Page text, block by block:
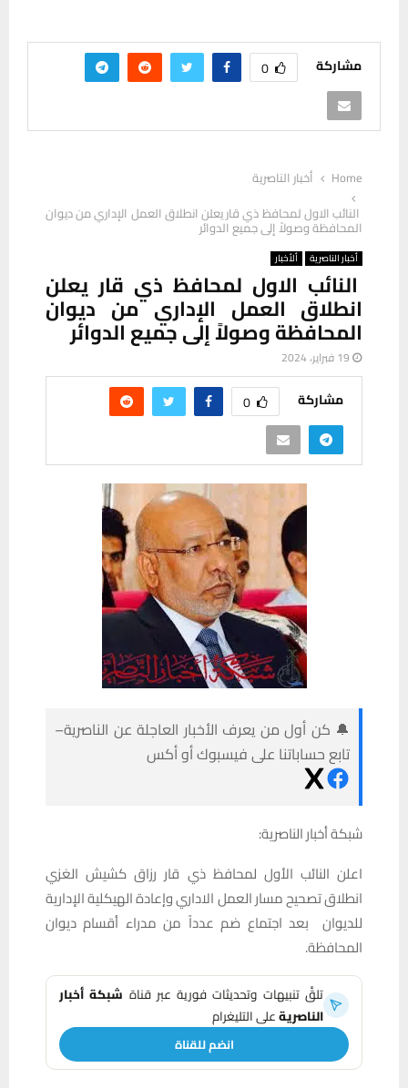
مشاركة 0
Home
أخبار الناصرية
النائب الاول لمحافظ ذي قار يعلن انطلاق العمل الإداري من ديوان
المحافظة وصولاً إلى جميع الدوائر
أخبار الناصرية ألأخبار
النائب الاول لمحافظ ذي قار يعلن
انطلاق العمل الإداري من ديوان
المحافظة وصولاً إلى جميع الدوائر
19 فبراير، 2024
مشاركة 0
🔔 كن أول من يعرف الأخبار العاجلة عن الناصرية–
تابع حساباتنا على فيسبوك أو أكس
شبكة أخبار الناصرية:
اعلن النائب الأول لمحافظ ذي قار رزاق كشيش الغزي
انطلاق تصحيح مسار العمل الاداري وإعادة الهيكلية الإدارية
للديوان بعد اجتماع ضم عدداً من مدراء أقسام ديوان
المحافظة.
تلقَّ تنبيهات وتحديثات فورية عبر قناة شبكة أخبار
الناصريةعلى التليغرام
انضم للقناة